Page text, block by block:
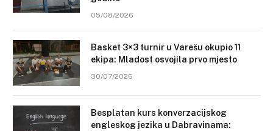
05/08/2026
Basket 3×3 turnir u Varešu okupio 11
ekipa: Mladost osvojila prvo mjesto
30/07/2026
Besplatan kurs konverzacijskog
engleskog jezika u Dabravinama: